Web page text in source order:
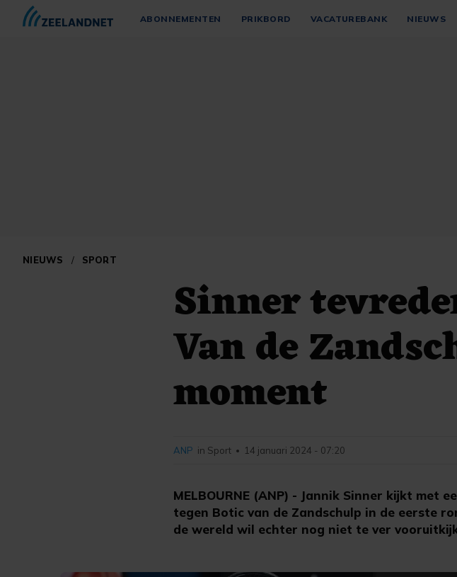
ABONNEMENTEN PRIKBORD VACATUREBANK NIEUWS
NIEUWS / SPORT
Sinner
Van de
moment
MELBOURNE (ANP) - Jannik Sinner kijkt met
tegen Botic van de Zandschulp in de eerste
de wereld wil echter nog niet te ver
ANP in Sport • 14 januari 2024 - 07:20